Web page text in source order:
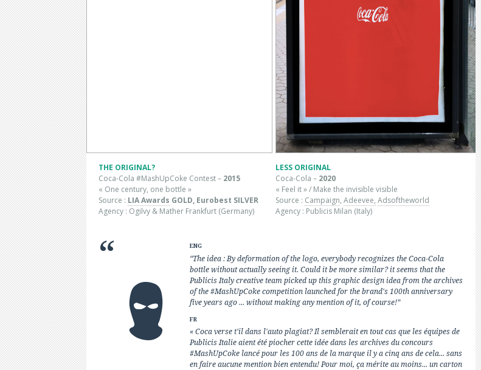
THE ORIGINAL?
Coca-Cola #MashUpCoke Contest – 2015
« One century, one bottle »
Source : LIA Awards GOLD, Eurobest SILVER
Agency : Ogilvy & Mather Frankfurt (Germany)
LESS ORIGINAL
Coca-Cola – 2020
« Feel it » / Make the invisible visible
Source : Campaign, Adeevee, Adsoftheworld
Agency : Publicis Milan (Italy)
ENG
“The idea : By deformation of the logo, everybody recognizes the Coca-Cola
bottle without actually seeing it. Could it be more similar? it seems that the
Publicis Italy creative team picked up this graphic design idea from the archives
of the #MashUpCoke competition launched for the brand's 100th anniversary
five years ago ... without making any mention of it, of course!”
FR
« Coca verse t'il dans l'auto plagiat? Il semblerait en tout cas que les équipes de
Publicis Italie aient été piocher cette idée dans les archives du concours
#MashUpCoke lancé pour les 100 ans de la marque il y a cinq ans de cela... sans
en faire aucune mention bien entendu! Pour moi, ça mérite au moins... un carton